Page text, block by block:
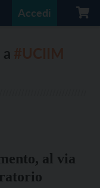
Accedi
al via